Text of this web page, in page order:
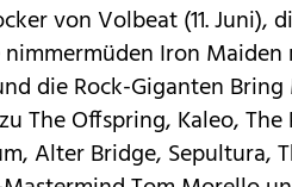
von Volbeat (11. Juni),
nimmermüden Iron
die Rock-Giganten
The Offspring, Kaleo, The
Alter Bridge, Sepultura,